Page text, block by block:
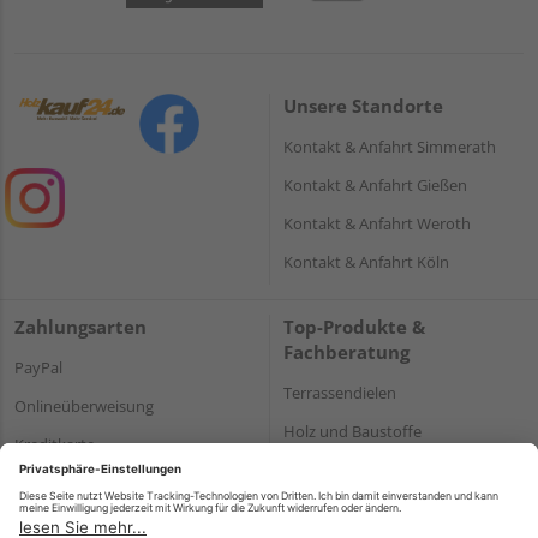
Unsere Standorte
Kontakt & Anfahrt Simmerath
Kontakt & Anfahrt Gießen
Kontakt & Anfahrt Weroth
Kontakt & Anfahrt Köln
Zahlungsarten
PayPal
Onlineüberweisung
Kreditkarte
Rechnung*
*Bonität vorausgesetzt
Top-Produkte &
Fachberatung
Terrassendielen
Holz und Baustoffe